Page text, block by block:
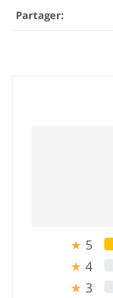
Partager:
★ 5
★ 4
★ 3